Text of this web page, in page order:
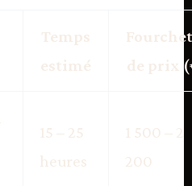
Temps
estimé
de prix
15 – 25
heures
1 500 – 2
200